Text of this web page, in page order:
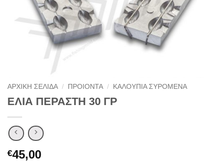
ΑΡΧΙΚΉ ΣΕΛΊΔΑ / ΠΡΟΙΟΝΤΑ / ΚΑΛΟΥΠΙΑ ΣΥΡΟΜΕΝΑ
ΕΛΙΑ ΠΕΡΑΣΤΗ 30 ΓΡ
€45,00